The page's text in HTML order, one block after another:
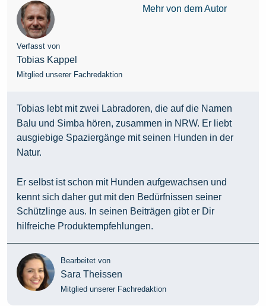
Verfasst von
Tobias Kappel
Mitglied unserer Fachredaktion
Mehr von dem Autor
Tobias lebt mit zwei Labradoren, die auf die Namen
Balu und Simba hören, zusammen in NRW. Er liebt
ausgiebige Spaziergänge mit seinen Hunden in der
Natur.
Er selbst ist schon mit Hunden aufgewachsen und
kennt sich daher gut mit den Bedürfnissen seiner
Schützlinge aus. In seinen Beiträgen gibt er Dir
hilfreiche Produktempfehlungen.
Bearbeitet von
Sara Theissen
Mitglied unserer Fachredaktion